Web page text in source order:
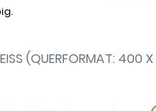
(QUERFORMAT: 400